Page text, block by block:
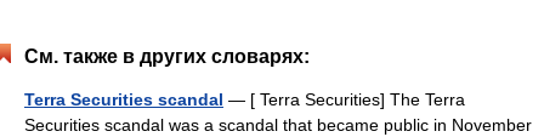
См. также в других словарях:
Terra Securities scandal — [ Terra Securities] The Terra
Securities scandal was a scandal that became public in November